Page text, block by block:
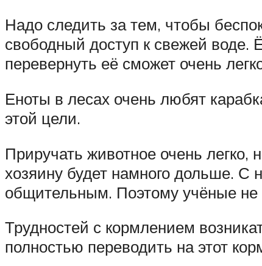
Надо следить за тем, чтобы
свободный доступ к свежей воде.
перевернуть её сможет очень
Еноты в лесах очень любят
этой цели.
Приручать животное очень легко,
хозяину будет намного дольше. С
общительным. Поэтому учёные
Трудностей с кормлением
полностью переводить на этот